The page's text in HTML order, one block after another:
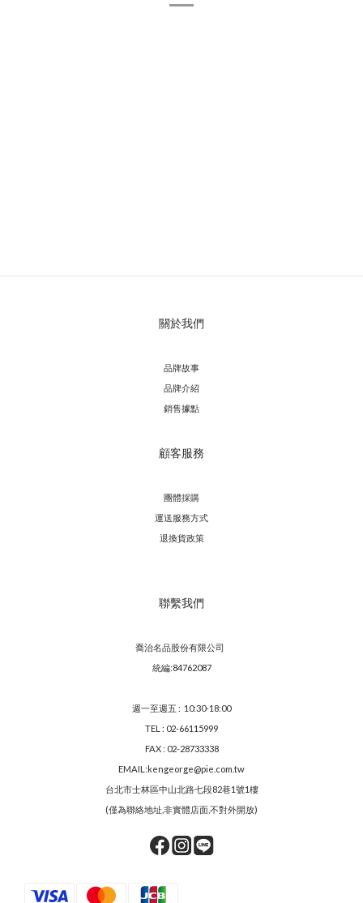
關於我們
品牌故事
品牌介紹
銷售據點
顧客服務
團體採購
運送服務方式
退換貨政策
聯繫我們
喬治名品股份有限公司
統編:84762087
週一至週五 : 10:30-18:00
TEL : 02-66115999
FAX : 02-28733338
EMAIL:kengeorge@pie.com.tw
台北市士林區中山北路七段82巷1號1樓
(僅為聯絡地址,非實體店面,不對外開放)